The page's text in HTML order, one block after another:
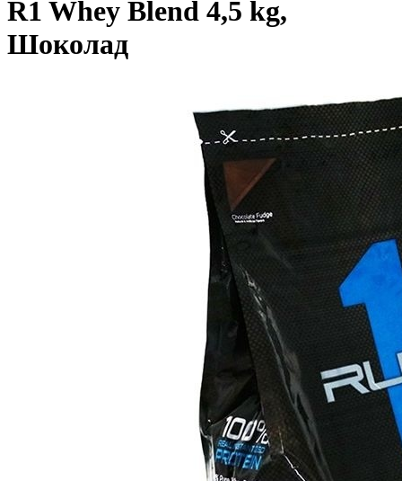
R1 Whey Blend 4,5 kg,
Шоколад